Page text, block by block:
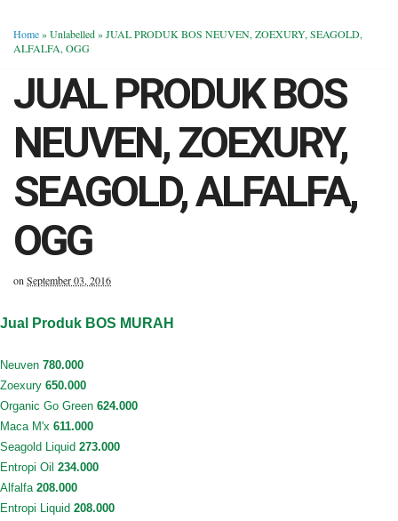
Home» Unlabelled »JUAL PRODUK BOS NEUVEN, ZOEXURY, SEAGOLD,
ALFALFA, OGG
JUAL PRODUK BOS
NEUVEN, ZOEXURY,
SEAGOLD, ALFALFA,
OGG
onSeptember 03, 2016
Jual Produk BOS MURAH
Neuven 780.000
Zoexury 650.000
Organic Go Green 624.000
Maca M'x 611.000
Seagold Liquid 273.000
Entropi Oil 234.000
Alfalfa 208.000
Entropi Liquid 208.000